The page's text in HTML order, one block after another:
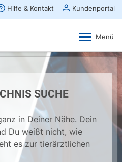
SUCHE
in Deiner Nähe. Dein
Du weißt nicht, wie
es zur tierärztlichen
Ansehen